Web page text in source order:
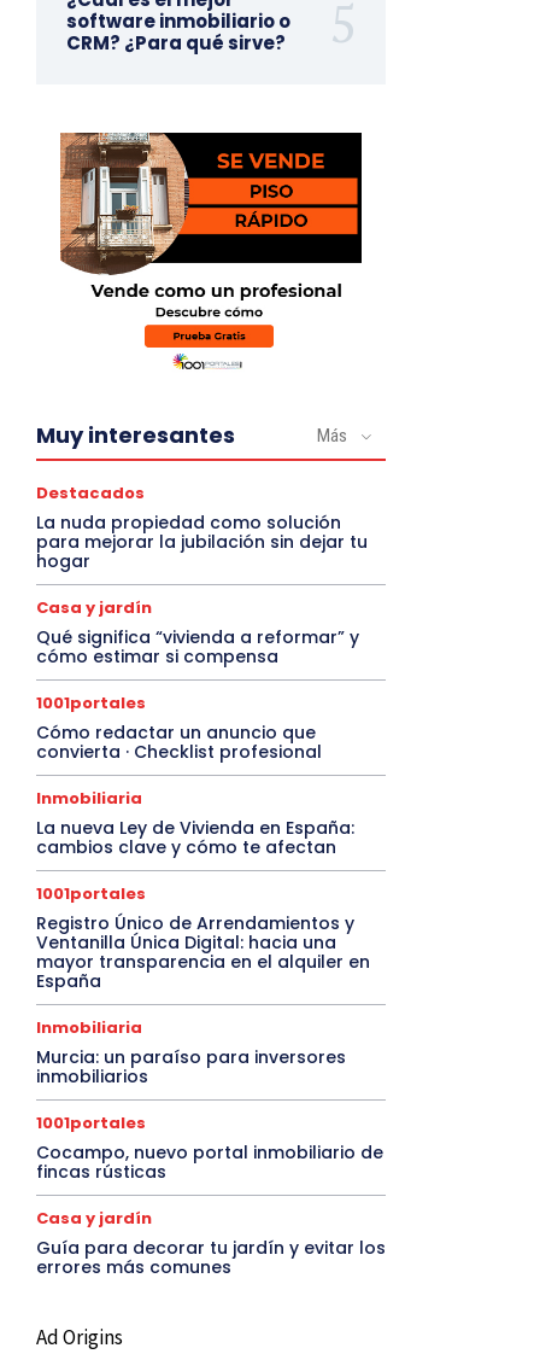
software inmobiliario o
CRM? ¿Para qué sirve?
Muy interesantes Más
Destacados
La nuda propiedad como solución
para mejorar la jubilación sin dejar tu
hogar
Casa y jardín
Qué significa “vivienda a reformar” y
cómo estimar si compensa
1001portales
Cómo redactar un anuncio que
convierta · Checklist profesional
Inmobiliaria
La nueva Ley de Vivienda en España:
cambios clave y cómo te afectan
1001portales
Registro Único de Arrendamientos y
Ventanilla Única Digital: hacia una
mayor transparencia en el alquiler en
España
Inmobiliaria
Murcia: un paraíso para inversores
inmobiliarios
1001portales
Cocampo, nuevo portal inmobiliario de
fincas rústicas
Casa y jardín
Guía para decorar tu jardín y evitar los
errores más comunes
Ad Origins